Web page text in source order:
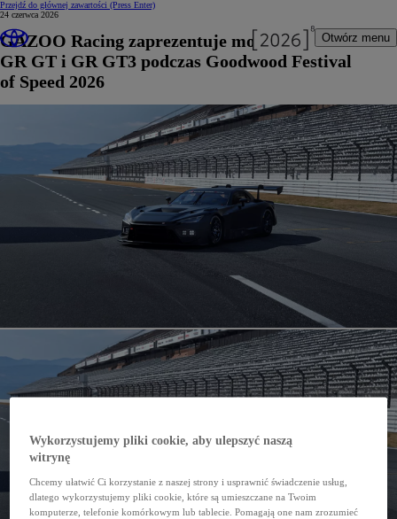
Przejdź do głównej zawartości (Press Enter)
Otwórz menu
24 czerwca 2026
GAZOO Racing zaprezentuje modele
GR GT i GR GT3 podczas Goodwood Festival
of Speed 2026
Wykorzystujemy pliki cookie, aby ulepszyć naszą
witrynę
Chcemy ułatwić Ci korzystanie z naszej strony i usprawnić świadczenie usług,
dlatego wykorzystujemy pliki cookie, które są umieszczane na Twoim
komputerze, telefonie komórkowym lub tablecie. Pomagają one nam zrozumieć